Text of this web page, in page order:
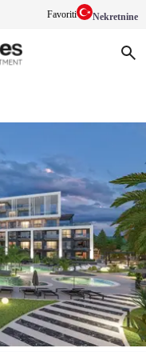
Favoriti Nekretnine